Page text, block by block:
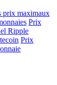
prix maximaux
Prix
Ripple
Prix